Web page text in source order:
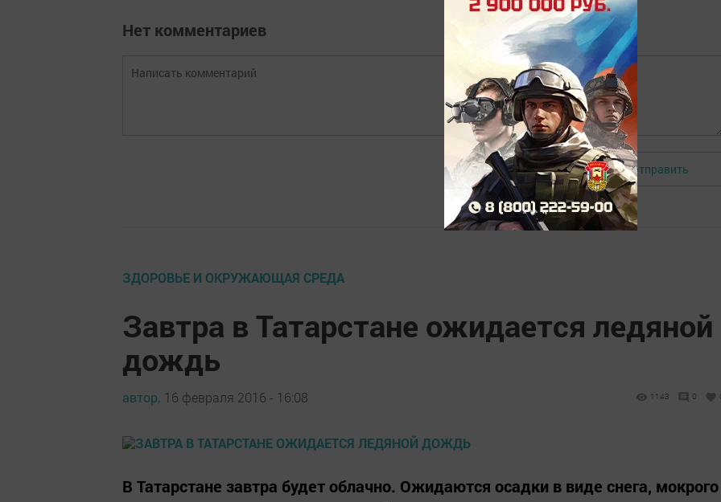
Нет комментариев
Авторизоваться Отправить
ЗДОРОВЬЕ И ОКРУЖАЮЩАЯ СРЕДА
Завтра в Татарстане ожидается ледяной
дождь
автор, 16 февраля 2016 - 16:08 1143 0
В Татарстане завтра будет облачно. Ожидаются осадки в виде снега, мокрого